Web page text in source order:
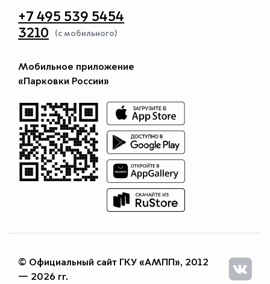
+7 495 539 5454
3210
(с мобильного)
Мобильное приложение
«Парковки России»
© Официальный сайт ГКУ «АМПП», 2012
— 2026 гг.